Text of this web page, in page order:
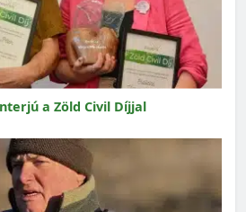
a Zöld Civil Díjjal